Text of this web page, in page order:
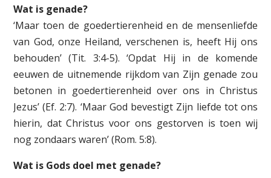
Wat is genade?
‘Maar toen de goedertierenheid en de mensenliefde
van God, onze Heiland, verschenen is, heeft Hij ons
behouden’ (Tit. 3:4-5). ‘Opdat Hij in de komende
eeuwen de uitnemende rijkdom van Zijn genade zou
betonen in goedertierenheid over ons in Christus
Jezus’ (Ef. 2:7). ‘Maar God bevestigt Zijn liefde tot ons
hierin, dat Christus voor ons gestorven is toen wij
nog zondaars waren’ (Rom. 5:8).
Wat is Gods doel met genade?